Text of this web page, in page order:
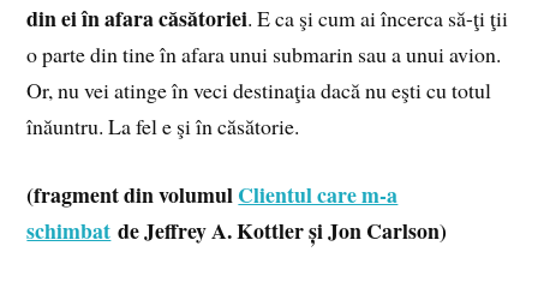
din ei în afa­ra că­să­to­riei. E ca şi cum ai în­cer­ca să-ţi ţii
o par­te din tine în afa­ra unui sub­ma­rin sau a unui avion.
Or, nu vei atin­ge în veci des­ti­na­ţia dacă nu eşti cu to­tul
înăun­tru. La fel e şi în că­să­to­rie.
(fragment din volumulClientul care m-a
schimbat de Jeffrey A. Kottler și Jon Carlson)